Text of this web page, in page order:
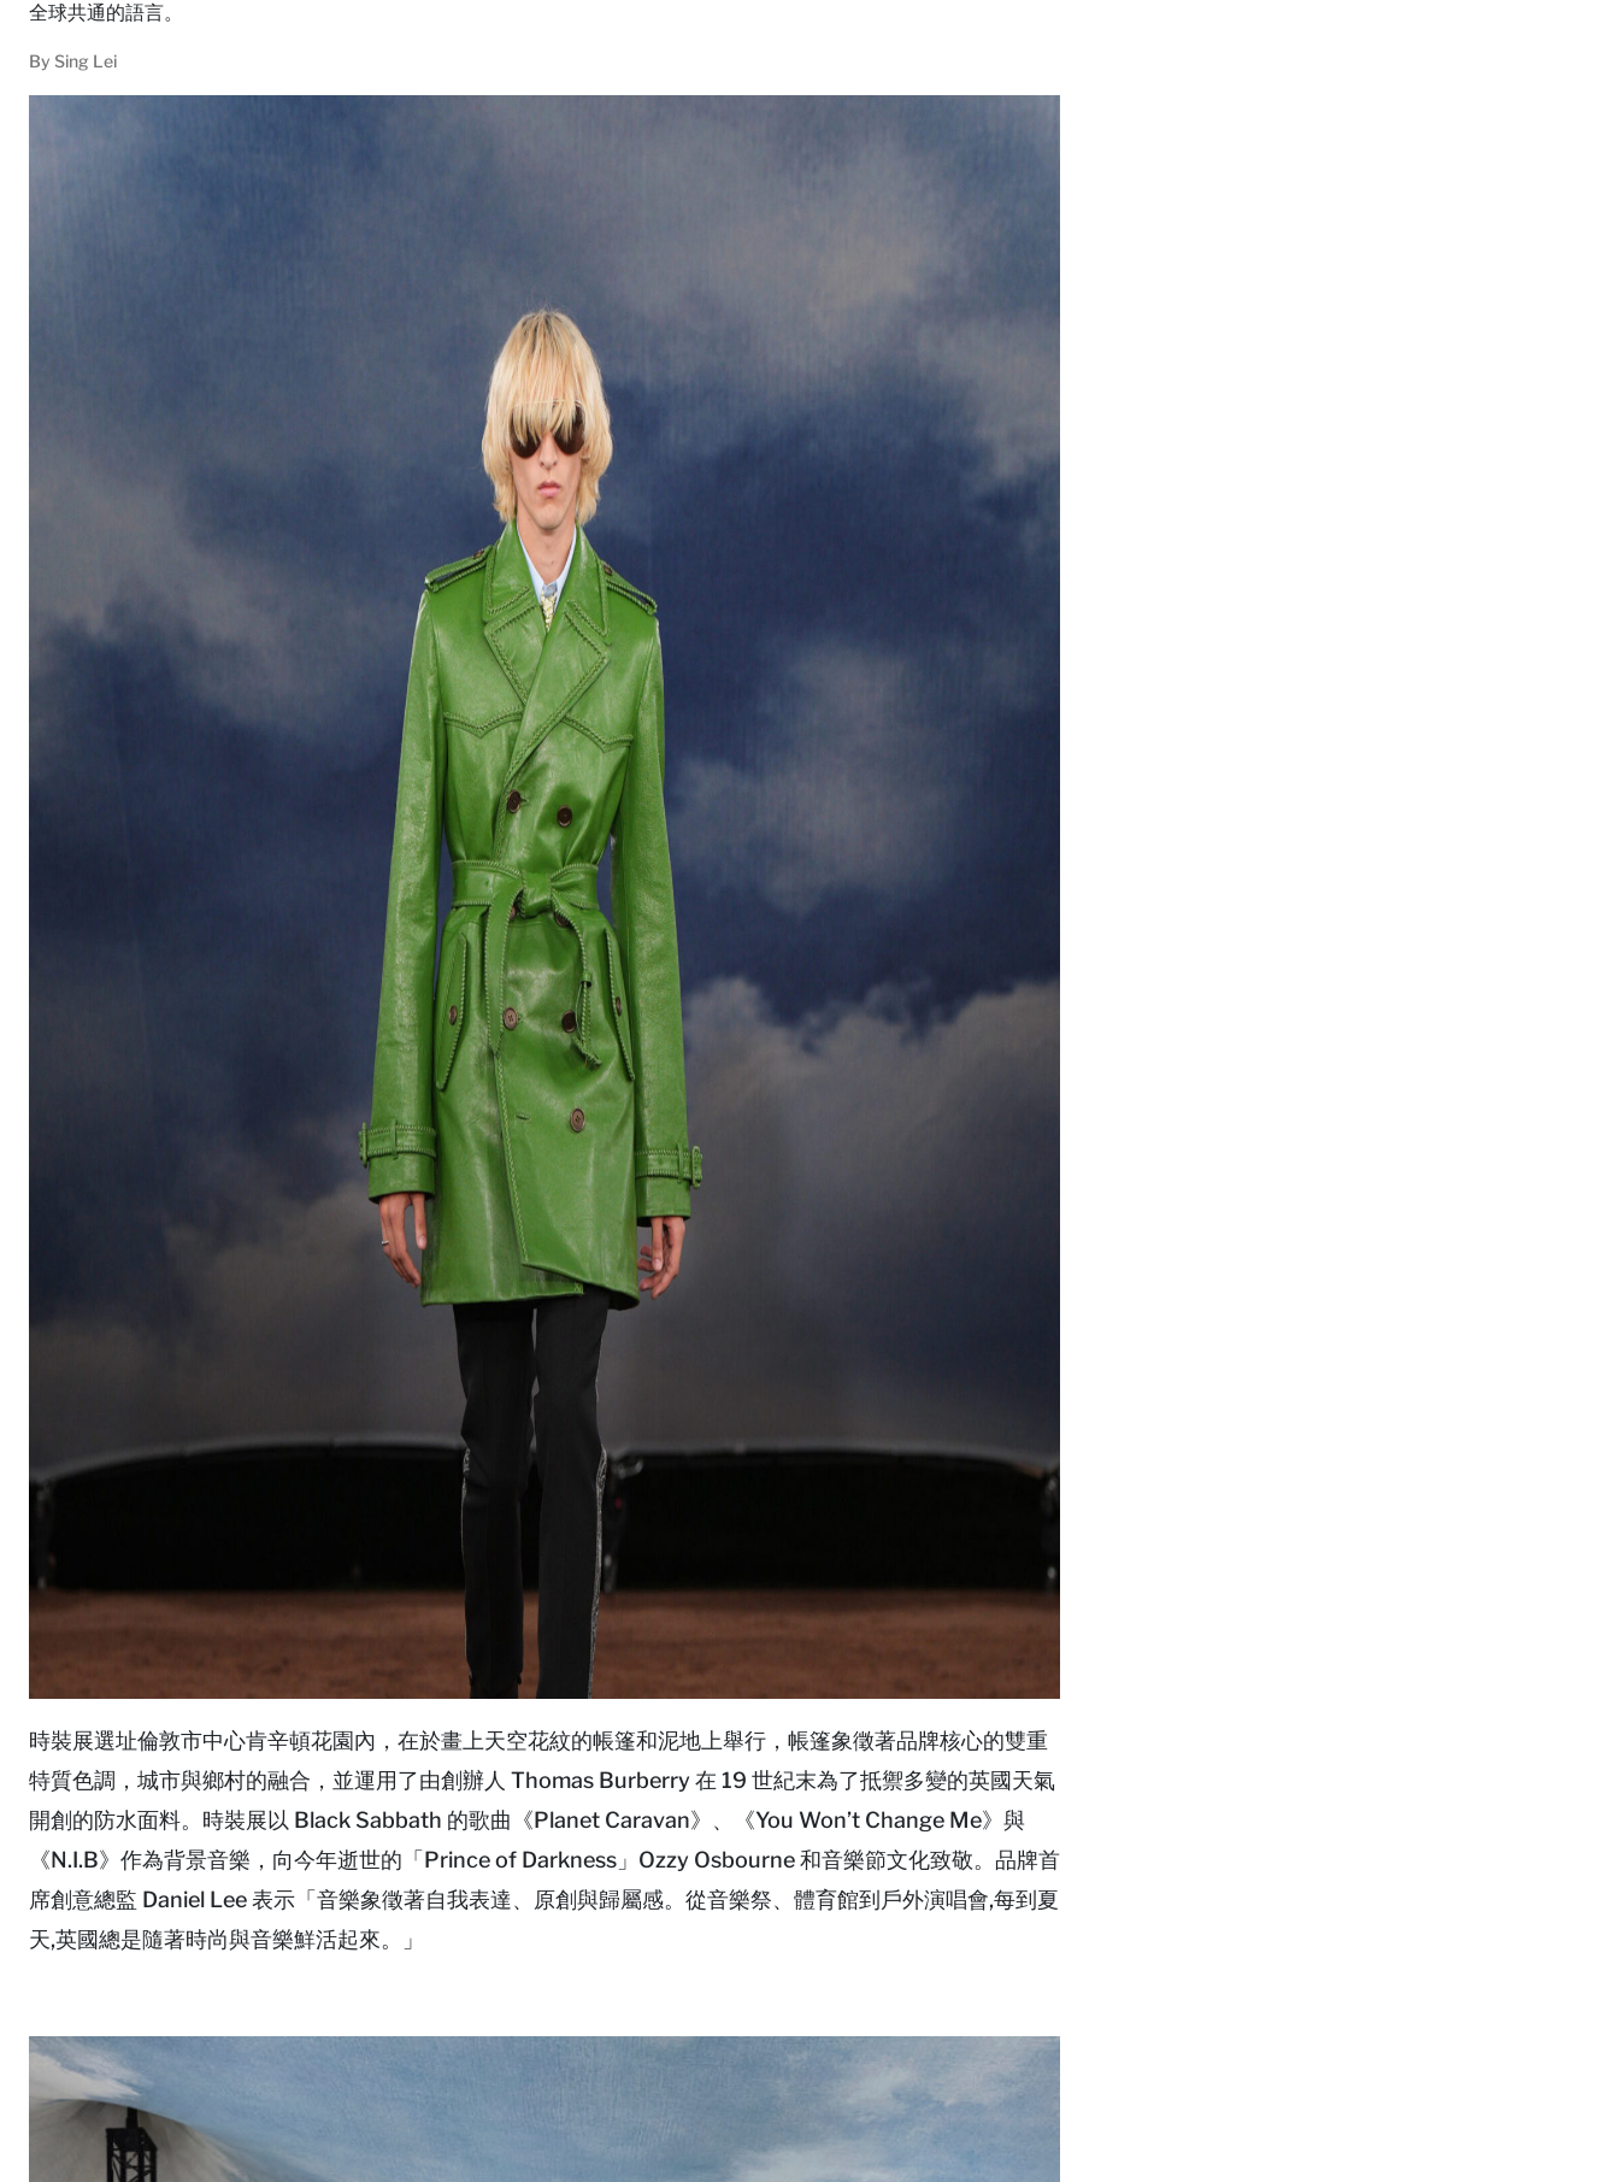
全球共通的語言。
By Sing Lei
時裝展選址倫敦市中心肯辛頓花園內，在於畫上天空花紋的帳篷和泥地上舉行，帳篷象徵著品牌核心的雙重
特質色調，城市與鄉村的融合，並運用了由創辦人 Thomas Burberry 在 19 世紀末為了抵禦多變的英國天氣
開創的防水面料。時裝展以 Black Sabbath 的歌曲《Planet Caravan》、《You Won’t Change Me》與
《N.I.B》作為背景音樂，向今年逝世的「Prince of Darkness」Ozzy Osbourne 和音樂節文化致敬。品牌首
席創意總監 Daniel Lee 表示「音樂象徵著自我表達、原創與歸屬感。從音樂祭、體育館到戶外演唱會,每到夏
天,英國總是隨著時尚與音樂鮮活起來。」